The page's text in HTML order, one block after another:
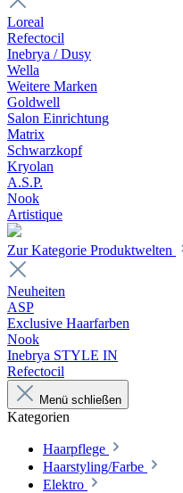
Loreal
Refectocil
Inebrya / Dusy
Wella
Weitere Marken
Goldwell
Salon Einrichtung
Matrix
Schwarzkopf
Kryolan
A.S.P.
Nook
Artistique
Zur Kategorie Produktwelten
Neuheiten
ASP
Exclusive Haarfarben
Nook
Inebrya STYLE IN
Refectocil
Menü schließen
Kategorien
Haarpflege
Haarstyling/Farbe
Elektro